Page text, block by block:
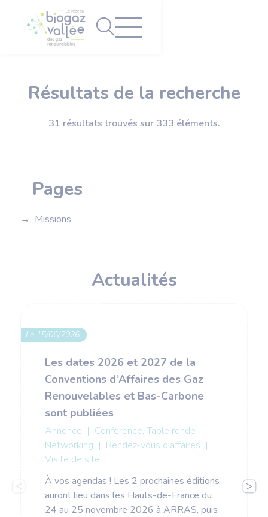
Résultats de la recherche
31 résultats trouvés sur 333 éléments.
Pages
Missions
Actualités
Le 15/06/2026
Les dates 2026 et 2027 de la
Conventions d’Affaires des Gaz
Renouvelables et Bas-Carbone
sont publiées
Annonce | Conférence, Table ronde |
Networking | Rendez-vous d’affaires |
Visite de site
À vos agendas ! Les 2 prochaines éditions
auront lieu dans les Hauts-de-France du
24 au 25 novembre 2026 à ARRAS, puis
Panneau de gestion des cookies